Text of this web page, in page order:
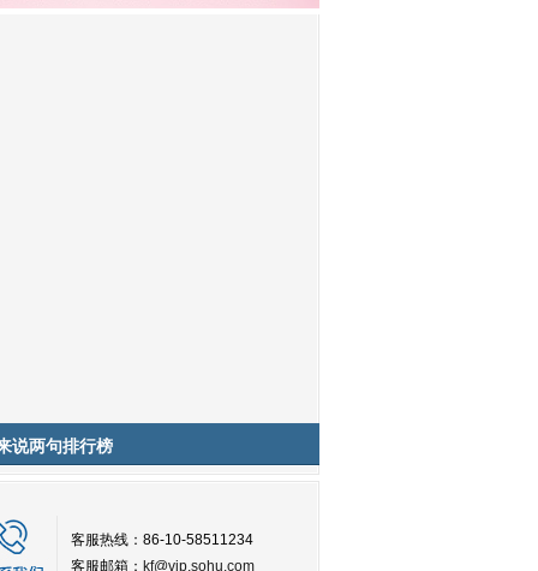
说两句排行榜
客服热线：86-10-58511234
客服邮箱： kf@vip.sohu.com